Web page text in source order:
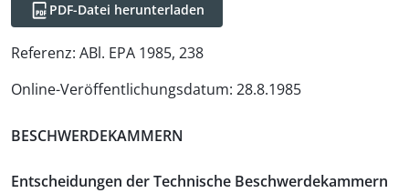
PDF-Datei herunterladen
Referenz: ABl. EPA 1985, 238
Online-Veröffentlichungsdatum: 28.8.1985
BESCHWERDEKAMMERN
Entscheidungen der Technische Beschwerdekammern